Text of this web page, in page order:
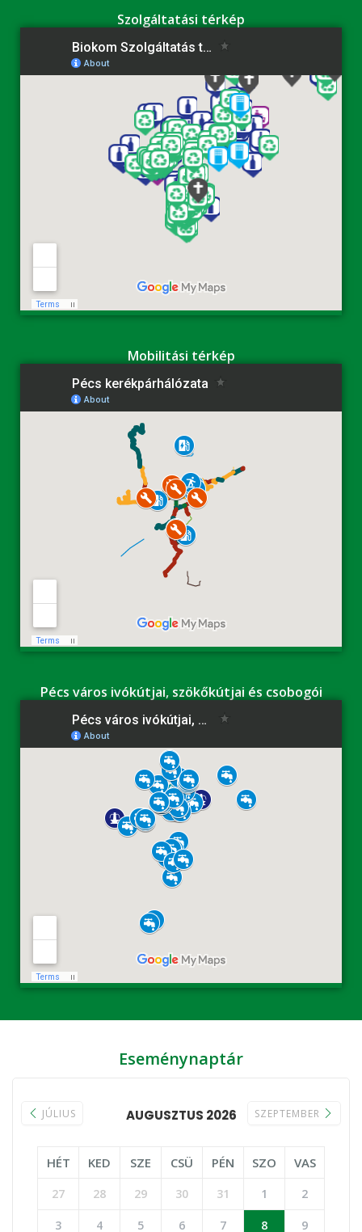
Szolgáltatási térkép
Mobilitási térkép
Pécs város ivókútjai, szökőkútjai és csobogói
Eseménynaptár
JÚLIUS AUGUSZTUS 2026 SZEPTEMBER
HÉT KED SZE CSÜ PÉN SZO VAS
27 28 29 30 31 1 2
3 4 5 6 7 8 9